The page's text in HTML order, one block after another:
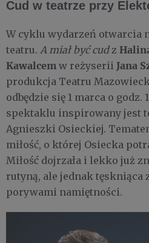
Cud w teatrze przy
W cyklu wydarzeń otwarcia
teatru. A miał być cudz
Kawalcem w reżyserii Jana
produkcja Teatru
odbędzie się 1 marca o godz.
spektaklu inspirowany jest
Agnieszki Osieckiej.
miłość, o której Osiecka
Miłość dojrzała i lekko już
rutyną, ale jednak tęskniąca
porywami namiętności.